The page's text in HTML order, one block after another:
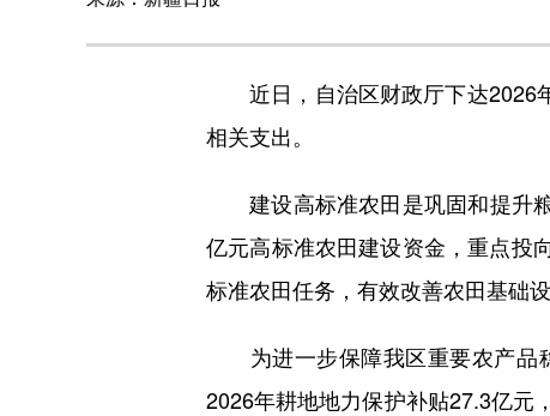
近日，自治区财政厅下达2026
相关支出。
建设高标准农田是巩固和提升粮
亿元高标准农田建设资金，重点投
标准农田任务，有效改善农田基础
为进一步保障我区重要农产品
2026年耕地地力保护补贴27.3亿元